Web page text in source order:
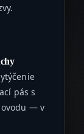
pás s
— v